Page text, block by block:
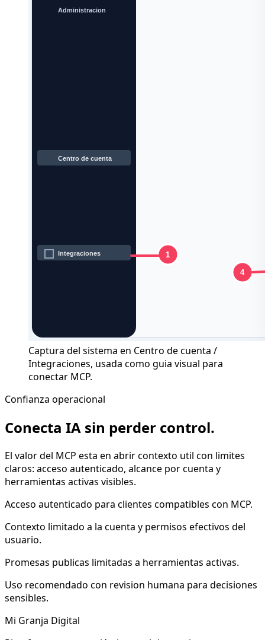
Captura del sistema en Centro de cuenta /
Integraciones, usada como guia visual para
conectar MCP.
Confianza operacional
Conecta IA sin perder control.
El valor del MCP esta en abrir contexto util con limites
claros: acceso autenticado, alcance por cuenta y
herramientas activas visibles.
Acceso autenticado para clientes compatibles con MCP.
Contexto limitado a la cuenta y permisos efectivos del
usuario.
Promesas publicas limitadas a herramientas activas.
Uso recomendado con revision humana para decisiones
sensibles.
Mi Granja Digital